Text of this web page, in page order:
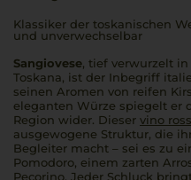
Klassiker der toskanischen
und unverwechselbar
Sangiovese, tief verwurzelt
Toskana, ist der Inbegriff
seinen Aromen von reifen
eleganten Würze spiegelt er
Region wider. Dieser vino
ausgewogene Struktur, die
Begleiter macht – sei es zu
Pomodoro, einem zarten
Pecorino. Jeder Schluck